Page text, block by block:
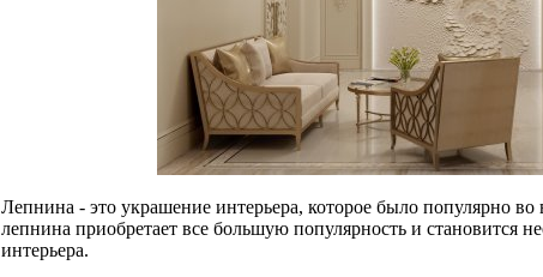
Лепнина - это украшение интерьера, которое было популярно
лепнина приобретает все большую популярность и становится
интерьера.